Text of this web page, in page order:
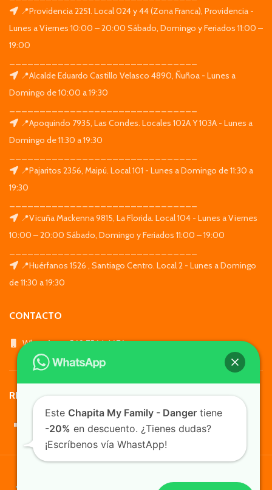
📍Providencia 2251. Local 024 y 44 (Zona Franca), Providencia -
Lunes a Viernes 10:00 – 20:00 Sábado, Domingo y Feriados 11:00 –
19:00
📍Alcalde Eduardo Castillo Velasco 4890, Ñuñoa - Lunes a
Domingo de 10:00 a 19:30
📍Apoquindo 7935, Las Condes. Locales 102A Y 103A - Lunes a
Domingo de 11:30 a 19:30
📍Pajaritos 2356, Maipú. Local 101 - Lunes a Domingo de 11:30 a
19:30
📍Vicuña Mackenna 9815, La Florida. Local 104 - Lunes a Viernes
10:00 – 20:00 Sábado, Domingo y Feriados 11:00 – 19:00
📍Huérfanos 1526 , Santiago Centro. Local 2 - Lunes a Domingo
de 11:30 a 19:30
CONTACTO
WhatsApp: +569 7564 4676
REDES SOCIALES
TusMascotas.cl
Este Chapita My Family - Danger tiene
-20% en descuento. ¿Tienes dudas?
¡Escríbenos vía WhastApp!